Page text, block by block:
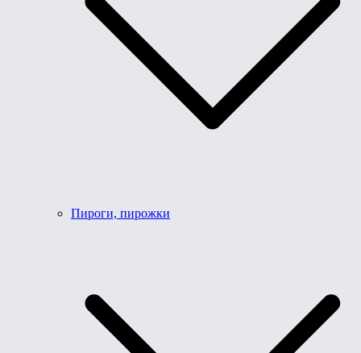
Пироги, пирожки